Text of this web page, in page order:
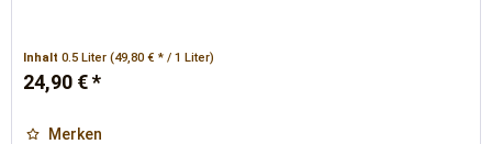
Inhalt0.5 Liter(49,80 € * / 1 Liter)
24,90 € *
Merken